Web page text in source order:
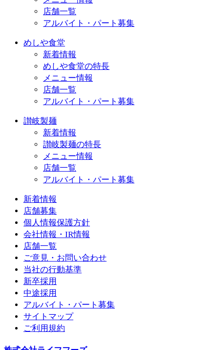
店舗一覧
アルバイト・パート募集
めしや食堂
新着情報
めしや食堂の特長
メニュー情報
店舗一覧
アルバイト・パート募集
讃岐製麺
新着情報
讃岐製麺の特長
メニュー情報
店舗一覧
アルバイト・パート募集
新着情報
店舗募集
個人情報保護方針
会社情報・IR情報
店舗一覧
ご意見・お問い合わせ
当社の行動基準
新卒採用
中途採用
アルバイト・パート募集
サイトマップ
ご利用規約